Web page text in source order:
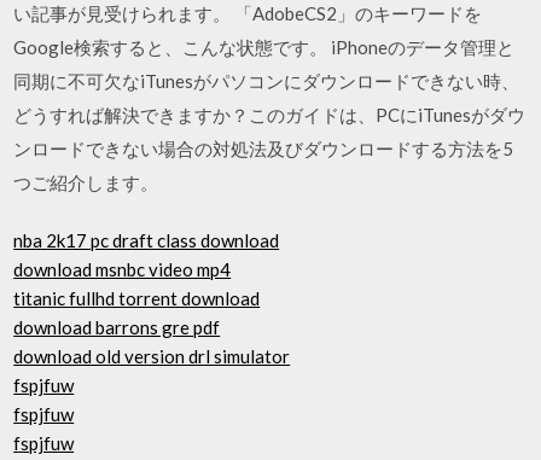
い記事が見受けられます。 「AdobeCS2」のキーワードを
Google検索すると、こんな状態です。 iPhoneのデータ管理と
同期に不可欠なiTunesがパソコンにダウンロードできない時、
どうすれば解決できますか？このガイドは、PCにiTunesがダウ
ンロードできない場合の対処法及びダウンロードする方法を5
つご紹介します。
nba 2k17 pc draft class download
download msnbc video mp4
titanic fullhd torrent download
download barrons gre pdf
download old version drl simulator
fspjfuw
fspjfuw
fspjfuw